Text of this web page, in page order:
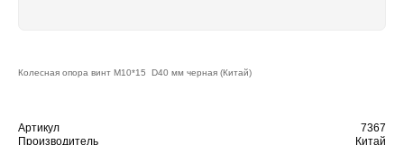
Колесная опора винт М10*15 D40 мм черная (Китай)
Артикул
7367
Производитель
Китай